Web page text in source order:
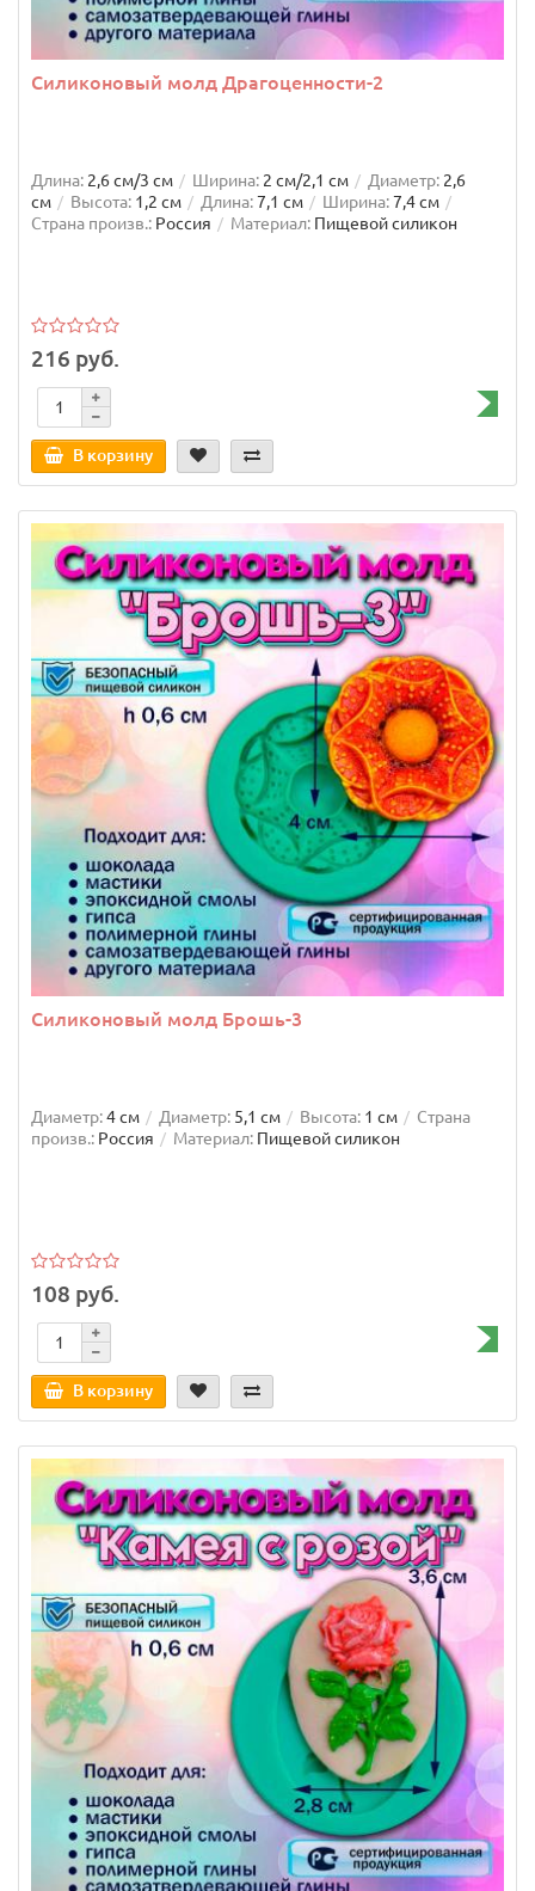
Силиконовый молд Драгоценности-2
Длина: 2,6 см/3 см Ширина: 2 см/2,1 см Диаметр: 2,6
см
Высота: 1,2 см Длина:7,1 см Ширина:7,4 см
Страна произв.: Россия Материал: Пищевой силикон
216 руб.
В корзину
Силиконовый молд Брошь-3
Диаметр:4 см Диаметр: 5,1 см Высота: 1 см
Страна
произв.: Россия Материал: Пищевой силикон
108 руб.
В корзину